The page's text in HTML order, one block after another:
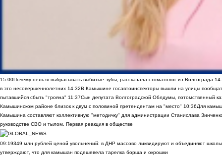
15:00Почему нельзя выбрасывать выбитые зубы, рассказала стоматолог из Волгограда
в это несовершеннолетних 14:32В Камышине госавтоинспекторы вышли на улицы
пытавшийся сбыть "трояна" 11:37Сын депутата Волгоградской Облдумы, потомственный
Камышинском районе близок к двум с половиной претендентам на "место" 10:36Для
Камышина составляют коллективную "методичку" для администрации Станислава
руководстве СВО и тылом. Первая реакция в обществе
09:19349 млн рублей ценой увольнений: в ДНР массово ликвидируют и объединяют
утверждают, что для камышан подешевела тарелка борща и окрошки